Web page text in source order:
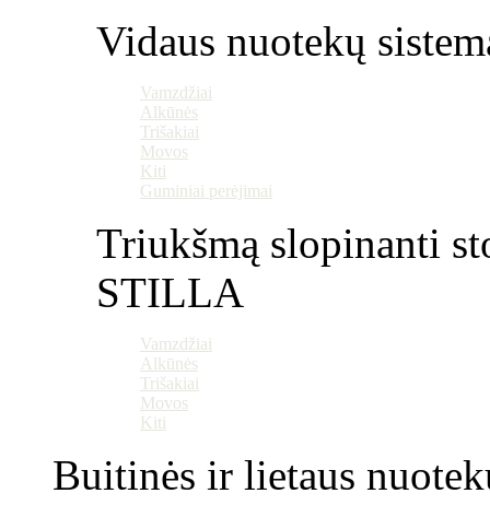
Vidaus nuotekų
Vamzdžiai
Alkūnės
Trišakiai
Movos
Kiti
Guminiai perėjimai
Triukšmą slopinanti
STILLA
Vamzdžiai
Alkūnės
Trišakiai
Movos
Kiti
Buitinės ir lietaus